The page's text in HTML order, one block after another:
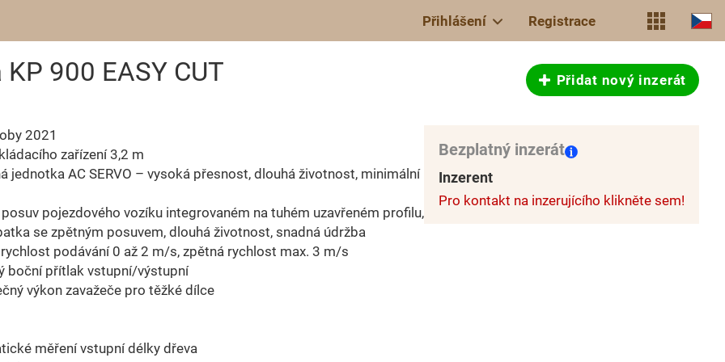
Přihlášení Registrace
900 EASY CUT Přidat nový inzerát
2021
zařízení 3,2 m
jednotka AC SERVO – vysoká přesnost, dlouhá životnost, minimální
posuv pojezdového vozíku integrovaném na tuhém uzavřeném profilu,
se zpětným posuvem, dlouhá životnost, snadná údržba
podávání 0 až 2 m/s, zpětná rychlost max. 3 m/s
boční přítlak vstupní/výstupní
výkon zavažeče pro těžké dílce
měření vstupní délky dřeva
Bezplatný inzerát
Inzerent
Pro kontakt na inzerujícího klikněte sem!